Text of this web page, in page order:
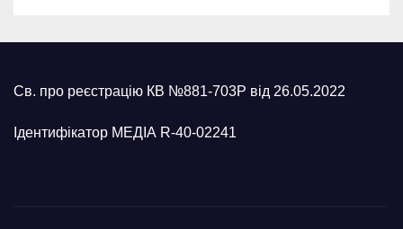
Св. про реєстрацію КВ №881-703Р від 26.05.2022
Ідентифікатор МЕДІА R-40-02241